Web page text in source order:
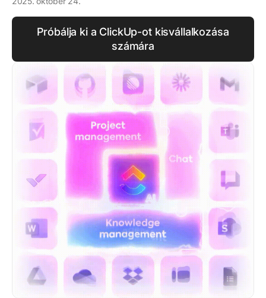
Próbálja ki a ClickUp-ot kisvállalkozása
számára